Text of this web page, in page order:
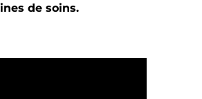
de soins.